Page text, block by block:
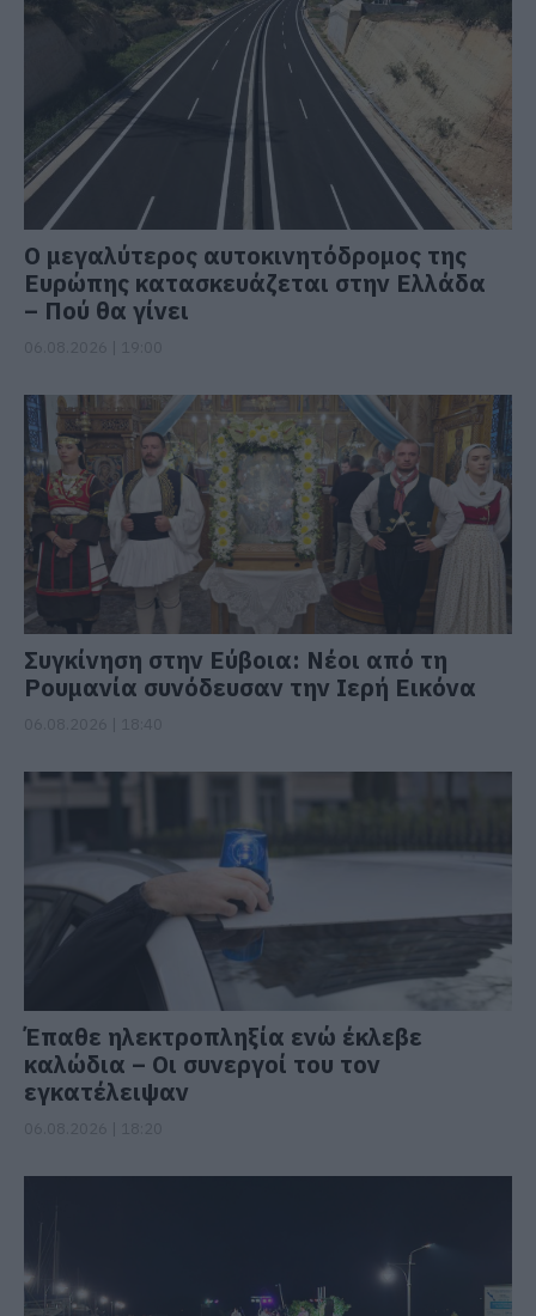
Ο μεγαλύτερος αυτοκινητόδρομος της
Ευρώπης κατασκευάζεται στην Ελλάδα
– Πού θα γίνει
Συγκίνηση στην Εύβοια: Νέοι από τη
Ρουμανία συνόδευσαν την Ιερή Εικόνα
Έπαθε ηλεκτροπληξία ενώ έκλεβε
καλώδια – Οι συνεργοί του τον
εγκατέλειψαν